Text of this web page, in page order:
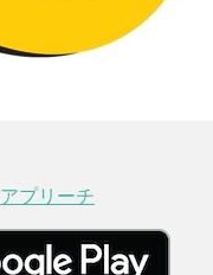
アプリーチ